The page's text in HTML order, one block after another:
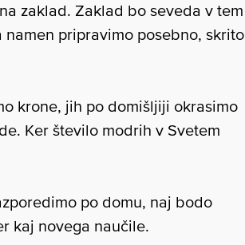
zaklad. Zaklad bo seveda v tem
pripravimo posebno, skrito
krone, jih po domišljiji okrasimo
Ker število modrih v Svetem
po domu, naj bodo
kaj novega naučile.